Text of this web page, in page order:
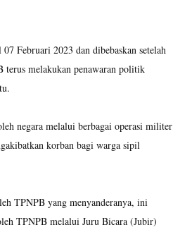
Februari 2023 dan dibebaskan setelah
terus melakukan penawaran politik
negara melalui berbagai operasi militer
korban bagi warga sipil
TPNPB yang menyanderanya, ini
TPNPB melalui Juru Bicara (Jubir)